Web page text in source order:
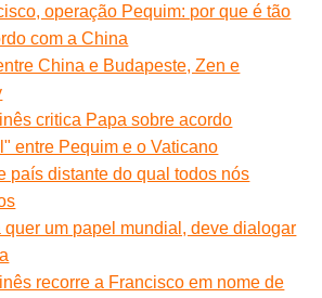
operação Pequim: por que é tão
com a China
China e Budapeste, Zen e
critica Papa sobre acordo
entre Pequim e o Vaticano
país distante do qual todos nós
quer um papel mundial, deve dialogar
recorre a Francisco em nome de